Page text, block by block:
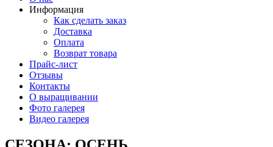
Информация
Как сделать заказ
Доставка
Оплата
Возврат товара
Прайс-лист
Отзывы
Контакты
О выращивании
Фото галерея
Видео галерея